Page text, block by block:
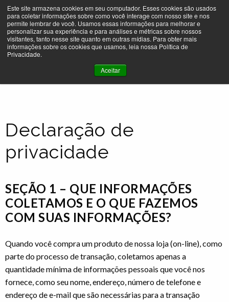
Este site armazena cookies em seu computador. Esses cookies são usados
para coletar informações sobre como você interage com nosso site e nos
permite lembrar de você. Usamos essas informações para melhorar e
personalizar sua experiência e para análises e métricas sobre nossos
visitantes, tanto nesse site quanto em outras mídias. Para obter mais
informações sobre os cookies que usamos, leia nossa Política de
Privacidade.
Aceitar
MENU
Declaração de
privacidade
SEÇÃO 1 – QUE INFORMAÇÕES
COLETAMOS E O QUE FAZEMOS
COM SUAS INFORMAÇÕES?
Quando você compra um produto de nossa loja (on-line), como
parte do processo de transação, coletamos apenas a
quantidade mínima de informações pessoais que você nos
fornece, como seu nome, endereço, número de telefone e
endereço de e-mail que são necessárias para a transação